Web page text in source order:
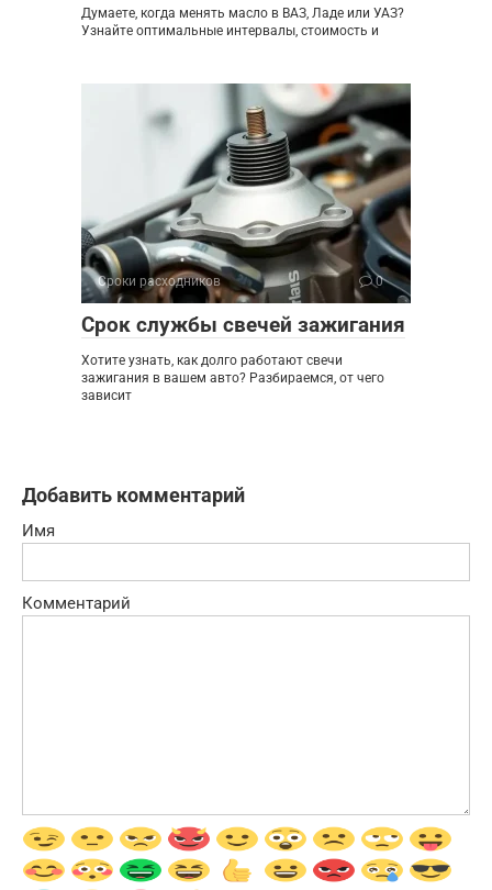
Думаете, когда менять масло в ВАЗ, Ладе или УАЗ?
Узнайте оптимальные интервалы, стоимость и
Сроки расходников 0
Срок службы свечей зажигания
Хотите узнать, как долго работают свечи
зажигания в вашем авто? Разбираемся, от чего
зависит
Добавить комментарий
Имя
Комментарий